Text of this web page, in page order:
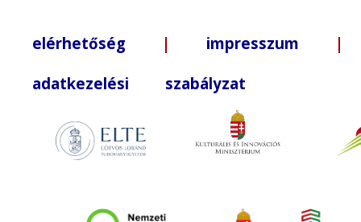
elérhetőség | impresszum |
adatkezelési szabályzat